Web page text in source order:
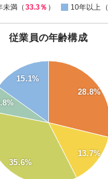
未満（ 33.3％ ） 10年以上（
従業員の年齢構成
28.8%
13.7%
35.6%
15.1%